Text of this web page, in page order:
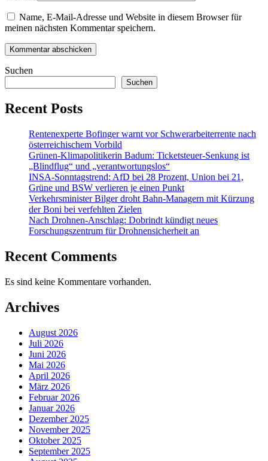
Name, E-Mail-Adresse und Website in diesem Browser für
meinen nächsten Kommentar speichern.
Suchen
Suchen
Recent Posts
Rentenexperte Bofinger warnt vor Schwerarbeiterrente nach
österreichischem Vorbild
Grünen-Klimapolitikerin Badum: Ticketsteuer-Senkung ist
„Blindflug“ und „verantwortungslos“
INSA-Sonntagstrend: AfD bei 28 Prozent, Union bei 21,
Grüne und BSW verlieren je einen Punkt
Verkehrsminister Bilger droht Bahn-Managern mit Kürzung
der Boni bei verfehlten Zielen
Nach Drohnen-Anschlag: Dobrindt kündigt neues
Forschungszentrum für Drohnensicherheit an
Recent Comments
Es sind keine Kommentare vorhanden.
Archives
August 2026
Juli 2026
Juni 2026
Mai 2026
April 2026
März 2026
Februar 2026
Januar 2026
Dezember 2025
November 2025
Oktober 2025
September 2025